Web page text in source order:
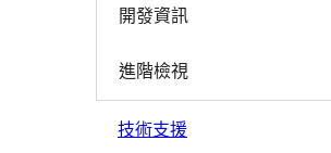
開發資訊
進階檢視
技術支援